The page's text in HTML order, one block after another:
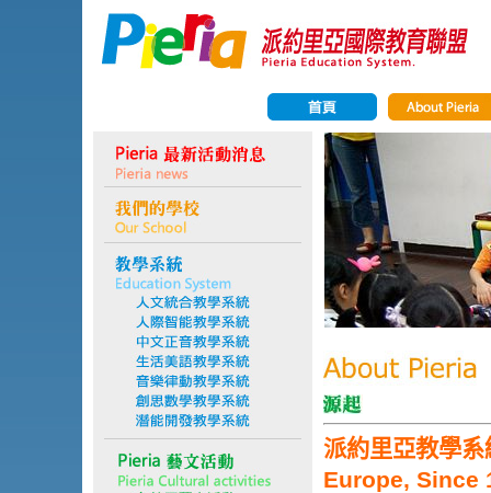
派約里亞教學系
Europe, Since